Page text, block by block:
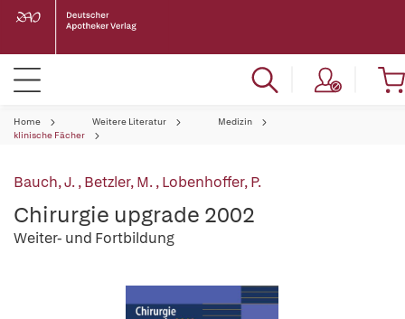
Home Weitere Literatur
Medizin
klinische Fächer
Bauch, J.,Betzler, M.,Lobenhoffer, P.
Chirurgie upgrade 2002
Weiter- und Fortbildung